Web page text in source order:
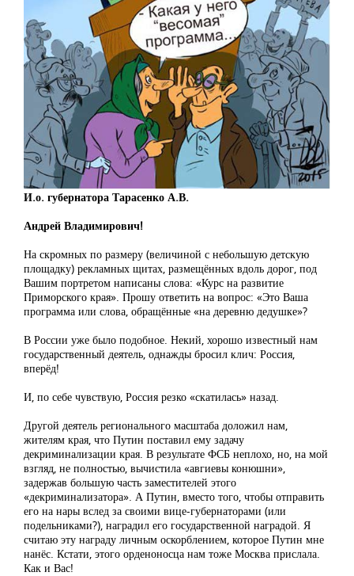
И.о. губернатора Тарасенко А.В.
Андрей Владимирович!
На скромных по размеру (величиной с небольшую детскую
площадку) рекламных щитах, размещённых вдоль дорог, под
Вашим портретом написаны слова: «Курс на развитие
Приморского края». Прошу ответить на вопрос: «Это Ваша
программа или слова, обращённые «на деревню дедушке»?
В России уже было подобное. Некий, хорошо известный нам
государственный деятель, однажды бросил клич: Россия,
вперёд!
И, по себе чувствую, Россия резко «скатилась» назад.
Другой деятель регионального масштаба доложил нам,
жителям края, что Путин поставил ему задачу
декриминализации края. В результате ФСБ неплохо, но, на мой
взгляд, не полностью, вычистила «авгиевы конюшни»,
задержав большую часть заместителей этого
«декриминализатора». А Путин, вместо того, чтобы отправить
его на нары вслед за своими вице-губернаторами (или
подельниками?), наградил его государственной наградой. Я
считаю эту награду личным оскорблением, которое Путин мне
нанёс. Кстати, этого орденоносца нам тоже Москва прислала.
Как и Вас!